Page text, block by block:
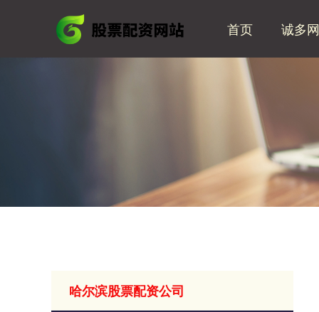
首页 诚多网
哈尔滨股票配资公司